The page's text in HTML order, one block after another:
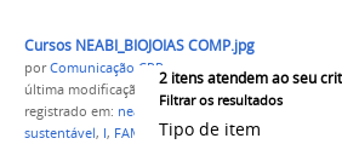
2 itens atendem ao seu
Filtrar os resultados
Tipo de item
Cursos NEABI_BIOJOIAS COMP.jpg
porComunicação CPR
última modificação
em 26/09/2022 19h25
registrado em: neabi
empreendedorismo
sustentável, I, FAM Campus Parintins